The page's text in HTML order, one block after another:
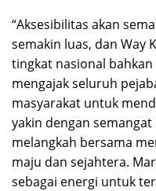
“Aksesibilitas akan
semakin luas, dan Way
tingkat nasional
mengajak seluruh
masyarakat untuk
yakin dengan semangat
melangkah bersama
maju dan sejahtera.
sebagai energi untuk